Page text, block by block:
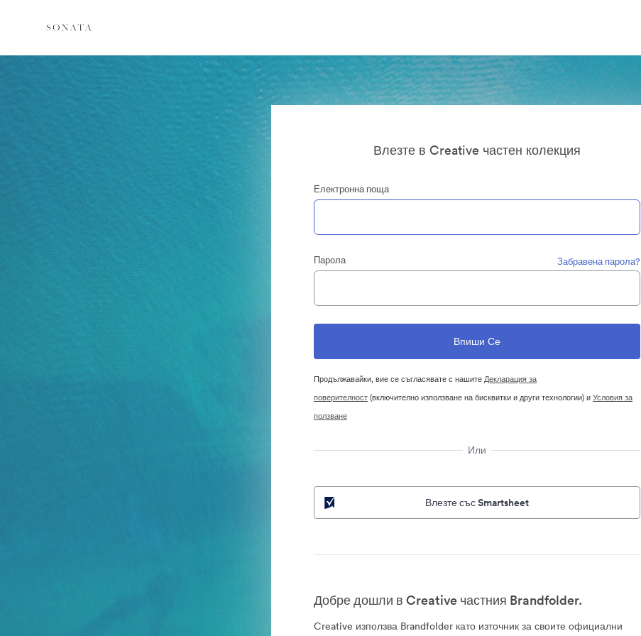
Влезте в Creative частен колекция
Електронна поща
Парола Забравена парола?
Продължавайки, вие се съгласявате с нашитеДекларация за
поверителност(включително използване на бисквитки и други технологии) иУсловия за
ползване
Или
Влезте със Smartsheet
Добре дошли в Creative частния Brandfolder.
Creative използва Brandfolder като източник за своите официални